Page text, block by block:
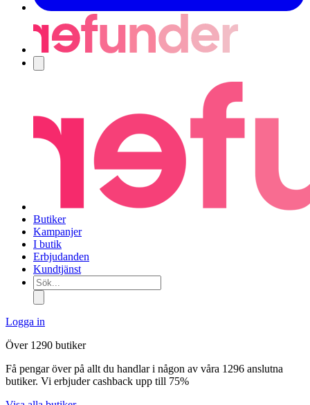
Butiker
Kampanjer
I butik
Erbjudanden
Kundtjänst
Sök...
Logga in
Över 1290 butiker
Få pengar över på allt du handlar i någon av våra 1296 anslutna
butiker. Vi erbjuder cashback upp till 75%